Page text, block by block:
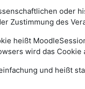
Zustimmung des
heißt
wird das Cookie
und heißt